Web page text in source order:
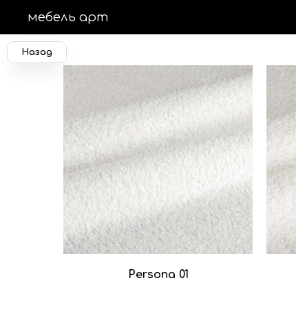
мебель арт
Назад
Persona 01